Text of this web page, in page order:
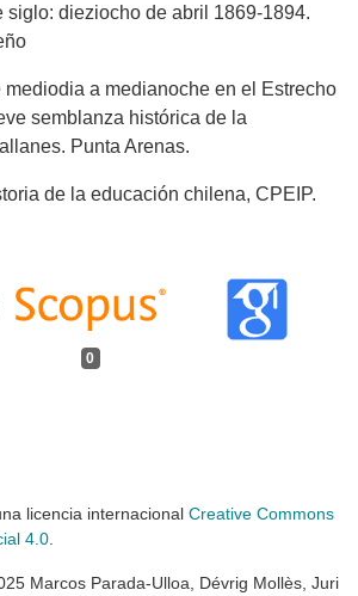
0
siglo: dieziocho de abril 1869-1894.
mediodia a medianoche en el Estrecho
semblanza histórica de la
Punta Arenas.
de la educación chilena, CPEIP.
licencia internacional Creative Commons
4.0
Marcos Parada-Ulloa, Dévrig Mollès, Juri